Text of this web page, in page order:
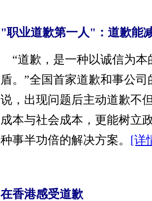
"职业道歉第一人"：道歉能
“道歉，是一种以诚信为本
盾。”全国首家道歉和事公
说，出现问题后主动道歉不
成本与社会成本，更能树立
种事半功倍的解决方案。 [详
在香港感受道歉